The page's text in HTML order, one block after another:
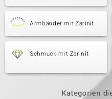
Armbänder mit Zarinit
Schmuck mit Zarinit
Kategorien